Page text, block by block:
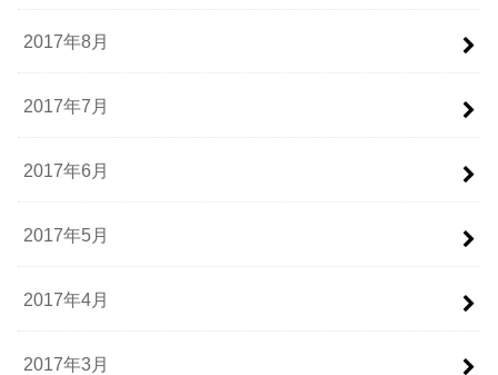
2017年8月
2017年7月
2017年6月
2017年5月
2017年4月
2017年3月